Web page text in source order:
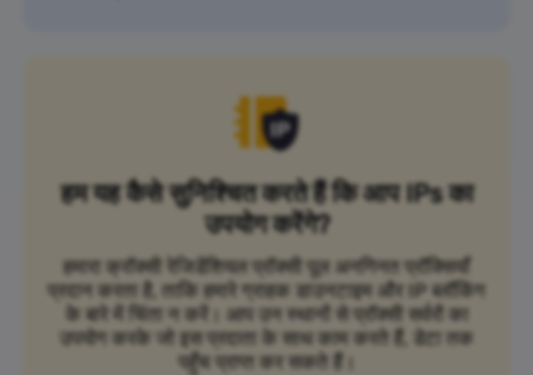
हम यह कैसे सुनिश्चित करते हैं कि आप IPs का
उपयोग करेंगे?
हमारा क्रॉक्सी रेजिडेंशियल प्रॉक्सी पूल अनगिनत प्रॉक्सियाँ
प्रदान करता है, ताकि हमारे ग्राहक डाउनटाइम और IP ब्लॉकिंग
के बारे में चिंता न करें। आप उन स्थानों से प्रॉक्सी सर्वरों का
उपयोग करके जो इस प्रदाता के साथ काम करते हैं, डेटा तक
पहुँच प्राप्त कर सकते हैं।